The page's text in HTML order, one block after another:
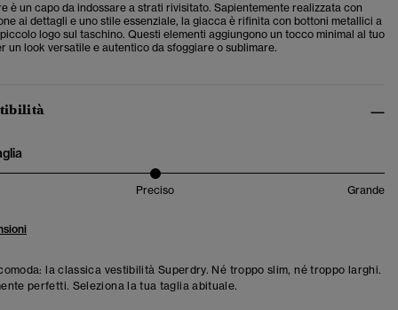
è un capo da indossare a strati rivisitato. Sapientemente realizzata con
ai dettagli e uno stile essenziale, la giacca è rifinita con bottoni metallici a
logo sul taschino. Questi elementi aggiungono un tocco minimal al tuo
un look versatile e autentico da sfoggiare o sublimare.
Preciso Grande
la classica vestibilità Superdry. Né troppo slim, né troppo larghi.
perfetti. Seleziona la tua taglia abituale.